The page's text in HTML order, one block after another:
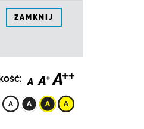
ZAMKNIJ